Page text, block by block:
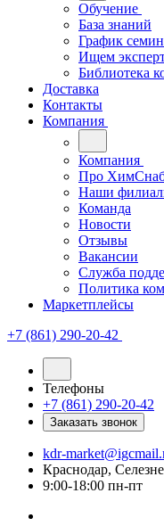
Обучение
База знаний
График
Ищем
Библиотека
Доставка
Контакты
Компания
Компания
Про
Наши
Команда
Новости
Отзывы
Вакансии
Служба
Политика
Маркетплейсы
+7 (861) 290-20-42
Телефоны
+7 (861) 290-20-42
Заказать звонок
kdr-
Краснодар,
9:00-18:00 пн-пт